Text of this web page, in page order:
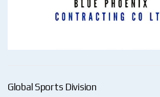
Global Sports Division